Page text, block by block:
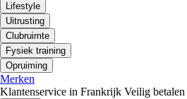
Lifestyle
Uitrusting
Clubruimte
Fysiek training
Opruiming
Merken
Klantenservice in Frankrijk Veilig betalen